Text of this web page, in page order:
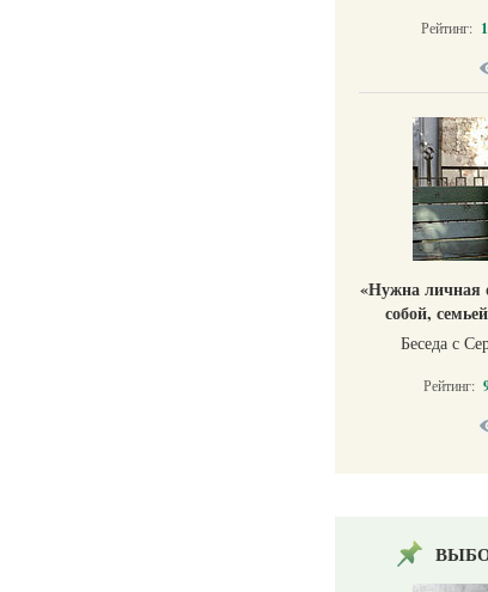
Рейтинг:
«Нужна личная
собой,
Беседа с
Рейтинг: